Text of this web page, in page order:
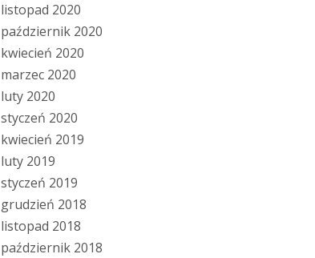
listopad 2020
październik 2020
kwiecień 2020
marzec 2020
luty 2020
styczeń 2020
kwiecień 2019
luty 2019
styczeń 2019
grudzień 2018
listopad 2018
październik 2018